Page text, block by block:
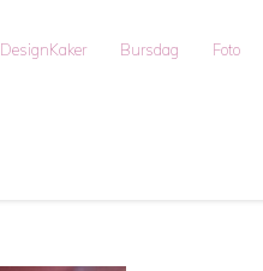
DesignKaker Bursdag Foto